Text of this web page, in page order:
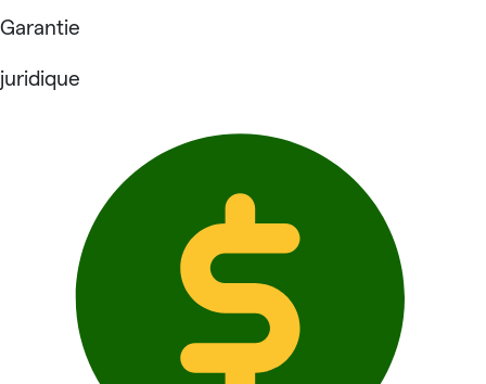
Garantie
juridique